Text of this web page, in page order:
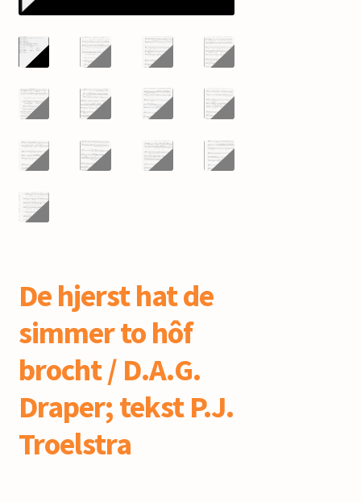
De hjerst hat de
simmer to hôf
brocht / D.A.G.
Draper; tekst P.J.
Troelstra